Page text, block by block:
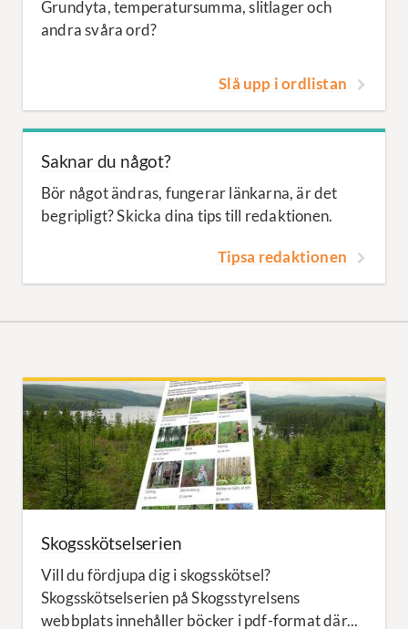
Grundyta, temperatursumma, slitlager och
andra svåra ord?
Slå upp i ordlistan
Saknar du något?
Bör något ändras, fungerar länkarna, är det
begripligt? Skicka dina tips till redaktionen.
Tipsa redaktionen
Skogsskötselserien
Vill du fördjupa dig i skogsskötsel?
Skogsskötselserien på Skogsstyrelsens
webbplats innehåller böcker i pdf-format där...